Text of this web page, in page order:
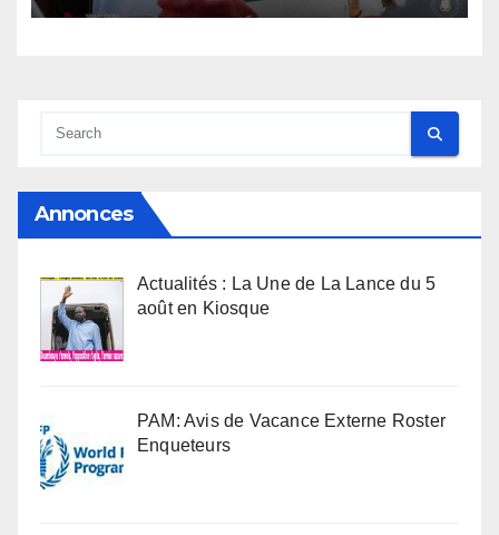
Annonces
Actualités : La Une de La Lance du 5
août en Kiosque
PAM: Avis de Vacance Externe Roster
Enqueteurs